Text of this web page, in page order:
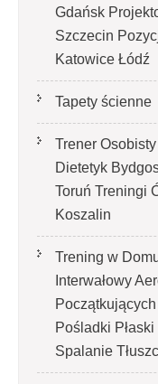
Gdańsk
Szczecin
Katowice Łódź
Tapety ścienne
Trener
Dietetyk
Toruń Treningi
Koszalin
Trening w
Interwałowy
Pośladki
Spalanie